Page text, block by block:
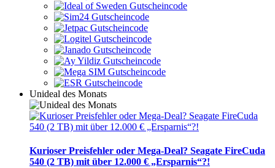
Unideal des Monats
Kurioser Preisfehler oder Mega-Deal? Seagate FireCuda
540 (2 TB) mit über 12.000 € „Ersparnis“?!